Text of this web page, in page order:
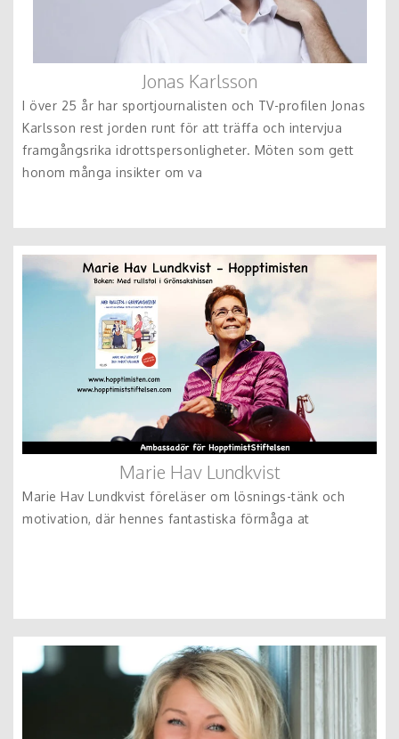
Jonas Karlsson
I över 25 år har sportjournalisten och TV-profilen Jonas
Karlsson rest jorden runt för att träffa och intervjua
framgångsrika idrottspersonligheter. Möten som gett
honom många insikter om va
Marie Hav Lundkvist
Marie Hav Lundkvist föreläser om lösnings-tänk och
motivation, där hennes fantastiska förmåga at